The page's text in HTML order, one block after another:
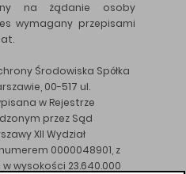
na żądanie osoby
wymagany przepisami
Środowiska Spółka
00-517 ul.
w Rejestrze
przez Sąd
XII Wydział
0000048901, z
wysokości 23.640.000